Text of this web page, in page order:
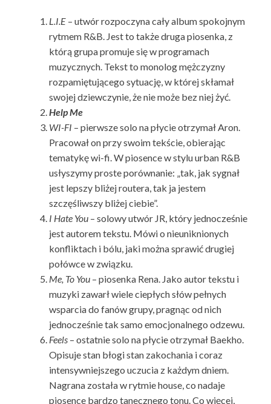
L.I.E – utwór rozpoczyna cały album spokojnym
rytmem R&B. Jest to także druga piosenka, z
którą grupa promuje się w programach
muzycznych. Tekst to monolog mężczyzny
rozpamiętującego sytuację, w której skłamał
swojej dziewczynie, że nie może bez niej żyć.
Help Me
WI-FI – pierwsze solo na płycie otrzymał Aron.
Pracował on przy swoim tekście, obierając
tematykę wi-fi. W piosence w stylu urban R&B
usłyszymy proste porównanie: „tak, jak sygnał
jest lepszy bliżej routera, tak ja jestem
szczęśliwszy bliżej ciebie”.
I Hate You – solowy utwór JR, który jednocześnie
jest autorem tekstu. Mówi o nieuniknionych
konfliktach i bólu, jaki można sprawić drugiej
połówce w związku.
Me, To You – piosenka Rena. Jako autor tekstu i
muzyki zawarł wiele ciepłych słów pełnych
wsparcia do fanów grupy, pragnąc od nich
jednocześnie tak samo emocjonalnego odzewu.
Feels – ostatnie solo na płycie otrzymał Baekho.
Opisuje stan błogi stan zakochania i coraz
intensywniejszego uczucia z każdym dniem.
Nagrana została w rytmie house, co nadaje
piosence bardzo tanecznego tonu. Co więcej,